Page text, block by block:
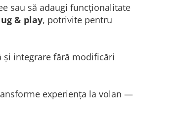
sau să adaugi funcționalitate
& play, potrivite pentru
și integrare fără modificări
experiența la volan —